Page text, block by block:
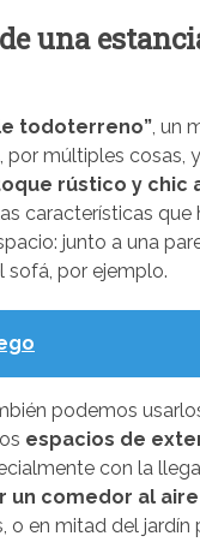
una
todoterreno”, un
, por múltiples cosas,
rústico y chic
características que
junto a una
sofá, por ejemplo.
podemos
espacios de
con la
un comedor al
o en mitad del jardín